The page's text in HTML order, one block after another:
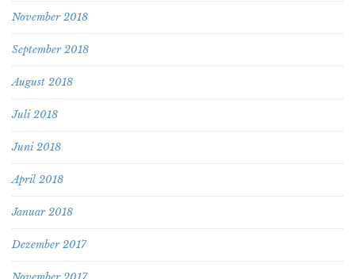
November 2018
September 2018
August 2018
Juli 2018
Juni 2018
April 2018
Januar 2018
Dezember 2017